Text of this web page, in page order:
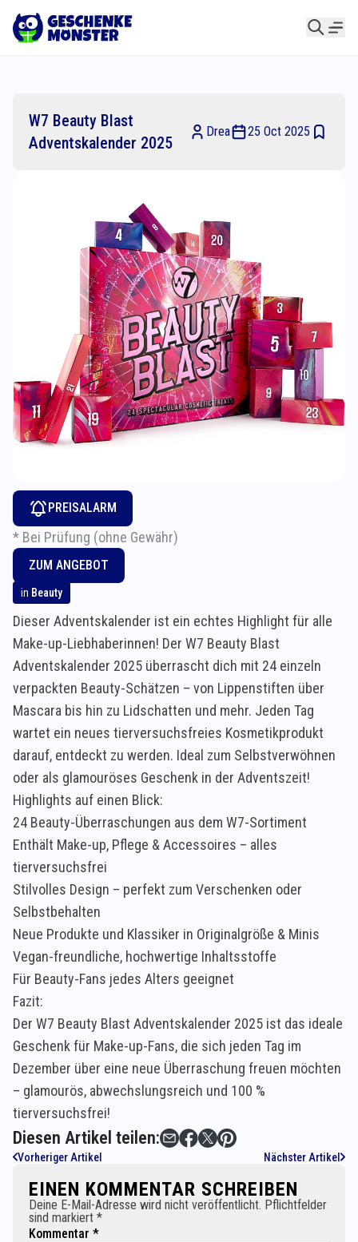
W7 Beauty Blast
Adventskalender 2025
Drea 25 Oct 2025
PREISALARM
* Bei Prüfung (ohne Gewähr)
ZUM ANGEBOT
in Beauty
Dieser Adventskalender ist ein echtes Highlight für alle
Make-up-Liebhaberinnen! Der W7 Beauty Blast
Adventskalender 2025 überrascht dich mit 24 einzeln
verpackten Beauty-Schätzen – von Lippenstiften über
Mascara bis hin zu Lidschatten und mehr. Jeden Tag
wartet ein neues tierversuchsfreies Kosmetikprodukt
darauf, entdeckt zu werden. Ideal zum Selbstverwöhnen
oder als glamouröses Geschenk in der Adventszeit!
Highlights auf einen Blick:
24 Beauty-Überraschungen aus dem W7-Sortiment
Enthält Make-up, Pflege & Accessoires – alles
tierversuchsfrei
Stilvolles Design – perfekt zum Verschenken oder
Selbstbehalten
Neue Produkte und Klassiker in Originalgröße & Minis
Vegan-freundliche, hochwertige Inhaltsstoffe
Für Beauty-Fans jedes Alters geeignet
Fazit:
Der W7 Beauty Blast Adventskalender 2025 ist das ideale
Geschenk für Make-up-Fans, die sich jeden Tag im
Dezember über eine neue Überraschung freuen möchten
– glamourös, abwechslungsreich und 100 %
tierversuchsfrei!
Diesen Artikel teilen:
Vorheriger Artikel Nächster Artikel
EINEN KOMMENTAR SCHREIBEN
Deine E-Mail-Adresse wird nicht veröffentlicht. Pflichtfelder
sind markiert *
Kommentar *